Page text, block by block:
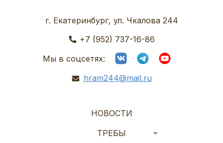
г. Екатеринбург, ул. Чкалова 244
+7 (952) 737-16-86
Мы в соцсетях:
hram244@mail.ru
НОВОСТИ
ТРЕБЫ